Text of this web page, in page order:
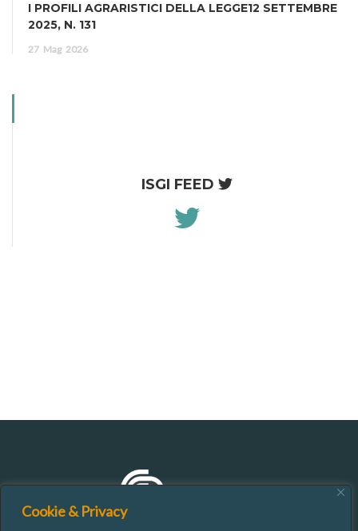
Cookie & Privacy
I PROFILI AGRARISTICI DELLA LEGGE12 SETTEMBRE
2025, N. 131
27 Mag 2026
ISGI FEED